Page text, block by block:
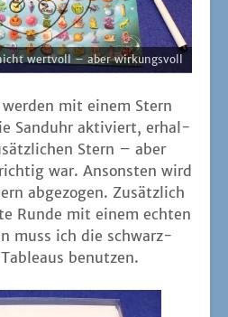
wert­voll – aber wirkungsvoll
mit einem Stern
Sand­uhr akti­viert, erhal­
Stern – aber
war. Ansons­ten wird
abge­zo­gen. Zusätz­lich
Run­de mit einem ech­ten
muss ich die schwarz-
benutzen.